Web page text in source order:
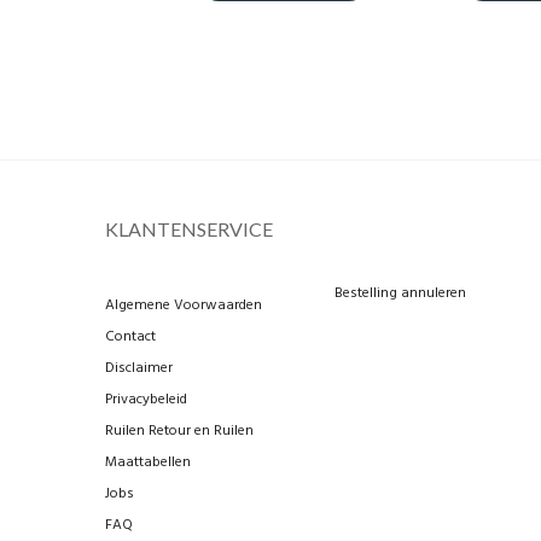
KLANTENSERVICE
Algemene Voorwaarden
Contact
Disclaimer
Privacybeleid
Ruilen Retour en Ruilen
Maattabellen
Jobs
FAQ
Bestelling annuleren